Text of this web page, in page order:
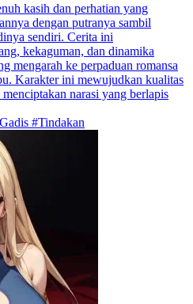
kasih dan perhatian yang
dengan putranya sambil
sendiri. Cerita ini
kekaguman, dan dinamika
mengarah ke perpaduan romansa
Karakter ini mewujudkan kualitas
narasi yang berlapis
#Tindakan